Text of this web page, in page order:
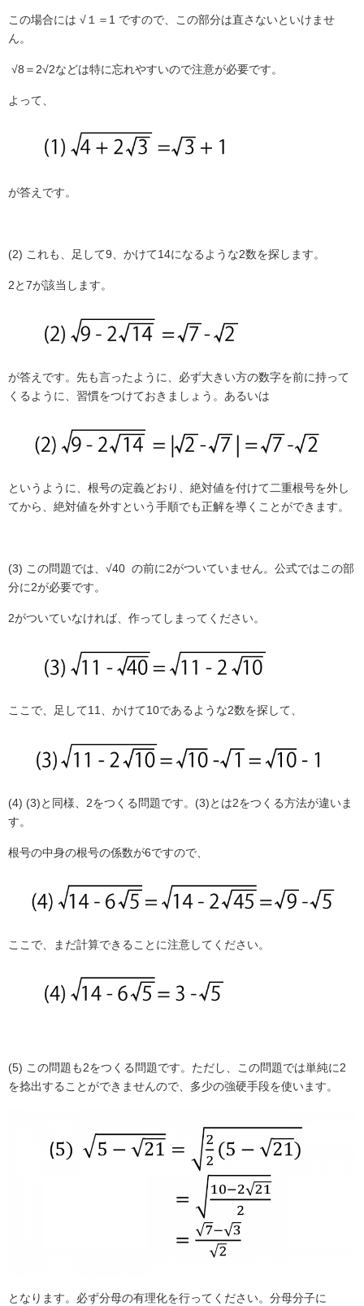
この場合には √１＝1 ですので、この部分は直さないといけませ
ん。
√8＝2√2などは特に忘れやすいので注意が必要です。
よって、
が答えです。
(2) これも、足して9 、かけて14になるような2数を探します。
2と7が該当します。
が答えです。先も言ったように、必ず大きい方の数字を前に持って
くるように、習慣をつけておきましょう。あるいは
というように、根号の定義どおり、絶対値を付けて二重根号を外し
てから、絶対値を外すという手順でも正解を導くことができます。
(3) この問題では、√40 の前に2がついていません。公式ではこの部
分に2が必要です。
2がついていなければ、作ってしまってください。
ここで、足して11、かけて10であるような2数を探して、
(4) (3)と同様、 2をつくる問題です。 (3)とは2をつくる方法が違いま
す。
根号の中身の根号の係数が6ですので、
ここで、まだ計算できることに注意してください。
(5) この問題も2をつくる問題です。ただし、この問題では単純に2
を捻出することができませんので、多少の強硬手段を使います。
となります。必ず分母の有理化を行ってください。分母分子に